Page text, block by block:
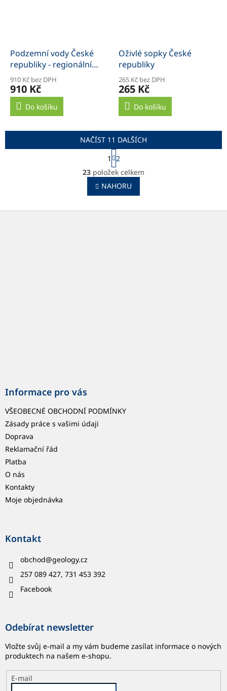
Podzemní vody České
republiky - regionální
geologie prostých a
minerálních vod
910 Kč bez DPH
910 Kč
Do košíku
Oživlé sopky České
republiky
265 Kč bez DPH
265 Kč
Do košíku
O
v
l
á
NAČÍST 11 DALŠÍCH
S
t
r
á
n
k
v
1
2
23 položek celkem
NAHORU
Informace pro vás
VŠEOBECNÉ OBCHODNÍ PODMÍNKY
Zásady práce s vašimi údaji
Doprava
Reklamační řád
Platba
O nás
Kontakty
Moje objednávka
Kontakt
obchod@geology.cz
257 089 427, 731 453 392
Facebook
Odebírat newsletter
Vložte svůj e-mail a my vám budeme zasílat informace o nových
produktech na našem e-shopu.
E-mail